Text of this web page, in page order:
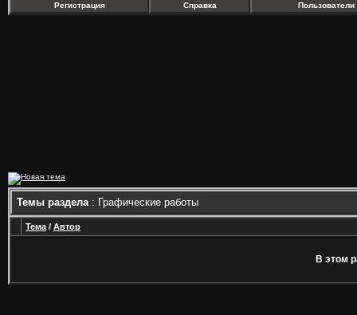
Регистрация Справка Пользователи
Темы раздела: Графические работы
Тема / Автор
В этом